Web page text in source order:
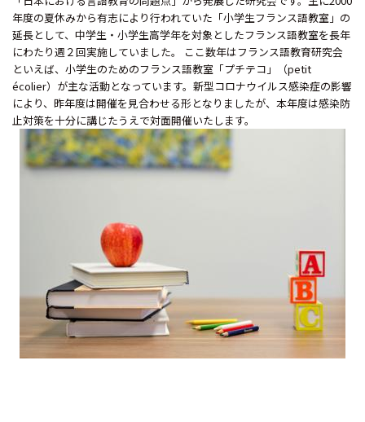
年度の夏休みから有志により行われていた「小学生フランス語教室」の
延長として、中学生・小学生高学年を対象としたフランス語教室を長年
にわたり週２回実施していました。 ここ数年はフランス語教育研究会
といえば、小学生のためのフランス語教室「プチテコ」（petit
écolier）が主な活動となっています。新型コロナウイルス感染症の影響
により、昨年度は開催を見合わせる形となりましたが、本年度は感染防
止対策を十分に講じたうえで対面開催いたします。